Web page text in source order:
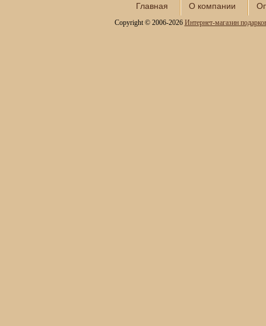
Фарфоровые куклы
Главная
О компании
Copyright © 2006-2026 Интернет-магазин